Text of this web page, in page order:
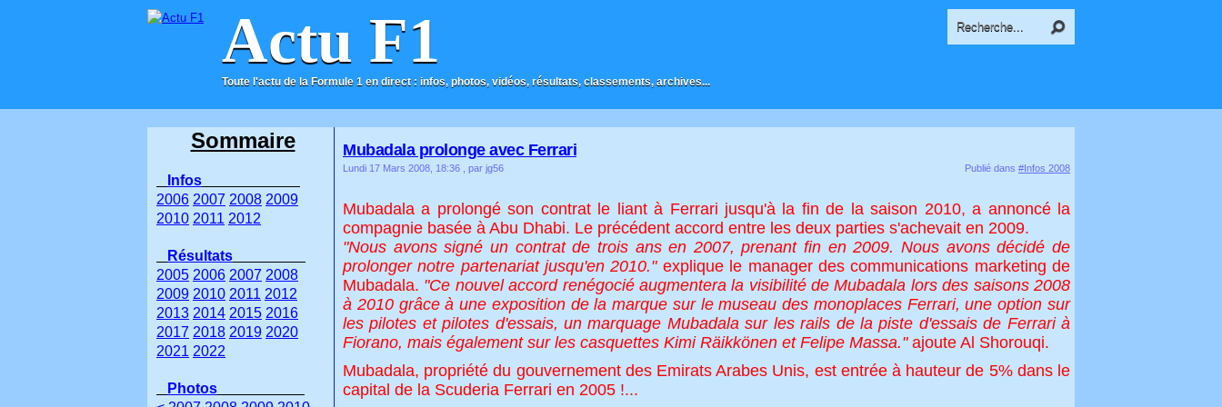
Actu F1
Toute l'actu de la Formule 1 en direct : infos, photos, vidéos, résultats, classements, archives...
ACCUEIL CONTACT
Mubadala prolonge avec Ferrari
Lundi 17 Mars 2008, 18:36 , par jg56 Publié dans #Infos 2008
Mubadala a prolongé son contrat le liant à Ferrari jusqu'à la fin de la saison 2010, a annoncé la
compagnie basée à Abu Dhabi. Le précédent accord entre les deux parties s'achevait en 2009.
"Nous avons signé un contrat de trois ans en 2007, prenant fin en 2009. Nous avons décidé de
prolonger notre partenariat jusqu'en 2010."explique le manager des communications marketing de
Mubadala. "Ce nouvel accord renégocié augmentera la visibilité de Mubadala lors des saisons 2008
à 2010 grâce à une exposition de la marque sur le museau des monoplaces Ferrari, une option sur
les pilotes et pilotes d'essais, un marquage Mubadala sur les rails de la piste d'essais de Ferrari à
Fiorano, mais également sur les casquettes Kimi Räikkönen et Felipe Massa."ajoute Al Shorouqi.
Mubadala, propriété du gouvernement des Emirats Arabes Unis, est entrée à hauteur de 5% dans le
capital de la Scuderia Ferrari en 2005 !...
Sommaire
Infos
2006 2007 2008 2009
2010 2011 2012
Résultats
2005 2006 2007 2008
2009 2010 2011 2012
2013 2014 2015 2016
2017 2018 2019 2020
2021 2022
Photos